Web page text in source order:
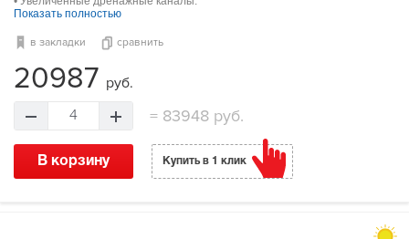
Показать полностью
в закладки сравнить
20987 руб.
4 = 83948 руб.
В корзину Купить в 1 клик